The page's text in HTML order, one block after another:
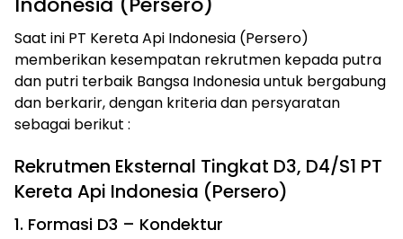
Saat ini PT Kereta Api Indonesia (Persero)
memberikan kesempatan rekrutmen kepada putra
dan putri terbaik Bangsa Indonesia untuk bergabung
dan berkarir, dengan kriteria dan persyaratan
sebagai berikut :
Rekrutmen Eksternal Tingkat D3, D4/S1 PT
Kereta Api Indonesia (Persero)
1. Formasi D3 – Kondektur